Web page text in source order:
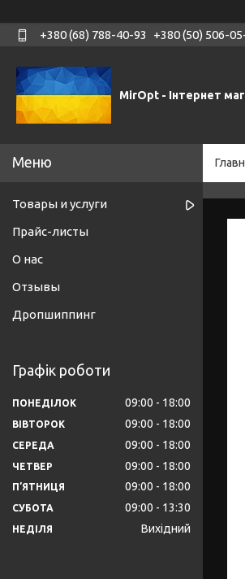
+380 (68) 788-40-93 +380 (50) 506-
MirOpt - Інтернет
Товары и услуги
Прайс-листы
О нас
Отзывы
Дропшиппинг
Графік роботи
ПОНЕДІЛОК 09:00 18:00
ВІВТОРОК 09:00 18:00
СЕРЕДА 09:00 18:00
ЧЕТВЕР 09:00 18:00
ПʼЯТНИЦЯ 09:00 18:00
СУБОТА 09:00 13:30
НЕДІЛЯ Вихідний